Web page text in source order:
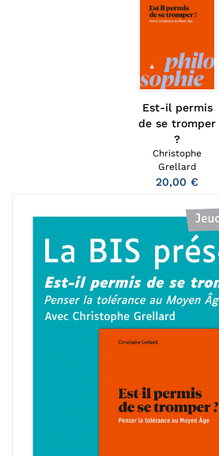
Est-il permis
de se tromper
?
Christophe
Grellard
20,00 €